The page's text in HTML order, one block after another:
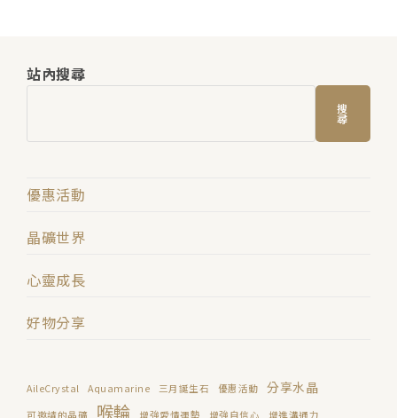
站內搜尋
搜
尋
優惠活動
晶礦世界
心靈成長
好物分享
AileCrystal Aquamarine 三月誕生石 優惠活動 分享水晶
可邀請的晶礦 喉輪 增強愛情運勢 增強自信心
增進溝通力